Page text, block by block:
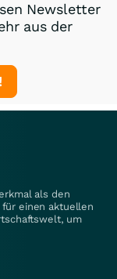
Newsletter
aus der
als den
einen aktuellen
um